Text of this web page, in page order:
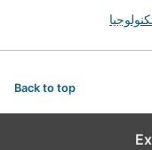
Back to top